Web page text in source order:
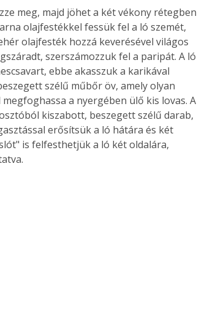
itt!
olajfestékkel fessük fel a ló szemét,
olajfesték hozzá keverésével világos
szerszámozzuk fel a paripát. A ló
ebbe akasszuk a karikával
szélű műbőr öv, amely olyan
a nyergében ülő kis lovas. A
kiszabott, beszegett szélű darab,
erősítsük a ló hátára és két
is felfesthetjük a ló két oldalára,